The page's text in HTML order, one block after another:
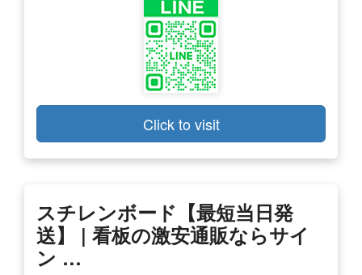
Click to visit
スチレンボード【最短当日発
送】 | 看板の激安通販ならサイ
ン …